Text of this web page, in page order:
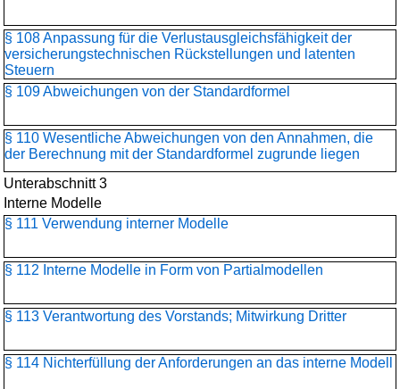
§ 108 Anpassung für die Verlustausgleichsfähigkeit der
versicherungstechnischen Rückstellungen und latenten
Steuern
§ 109 Abweichungen von der Standardformel
§ 110 Wesentliche Abweichungen von den Annahmen, die
der Berechnung mit der Standardformel zugrunde liegen
Unterabschnitt 3
Interne Modelle
§ 111 Verwendung interner Modelle
§ 112 Interne Modelle in Form von Partialmodellen
§ 113 Verantwortung des Vorstands; Mitwirkung Dritter
§ 114 Nichterfüllung der Anforderungen an das interne Modell